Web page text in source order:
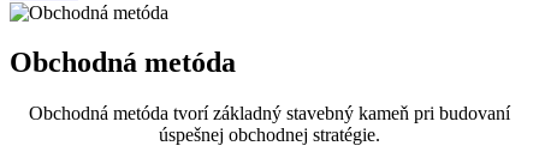
Obchodná metóda
Obchodná metóda tvorí základný stavebný kameň pri budovaní
úspešnej obchodnej stratégie.